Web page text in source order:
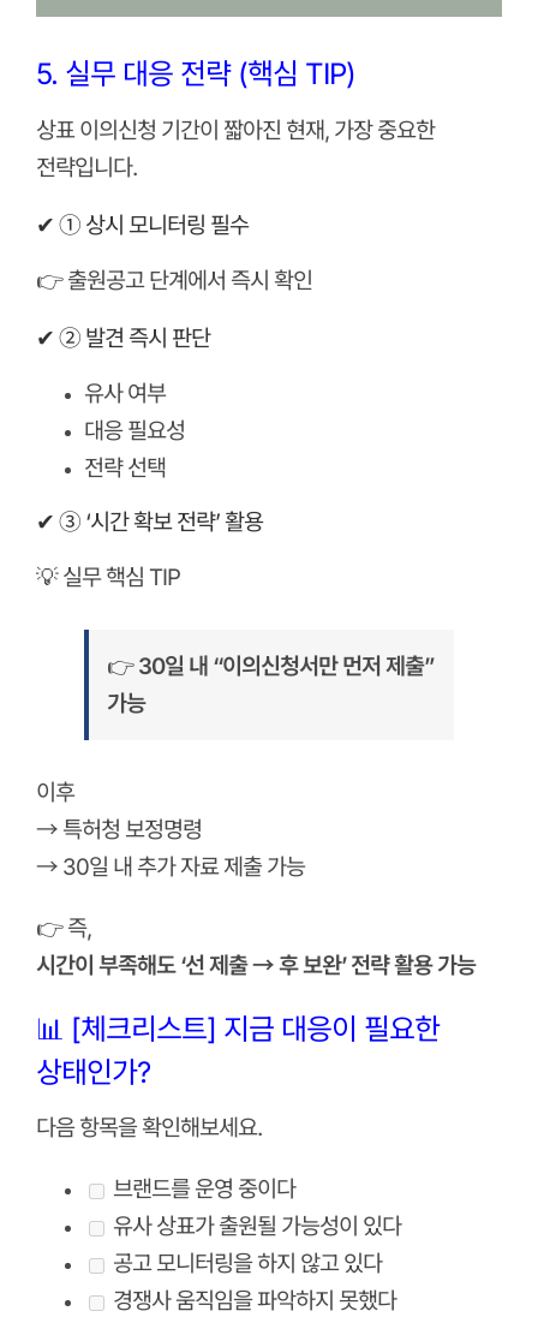
5. 실무 대응 전략 (핵심 TIP)
상표 이의신청 기간이 짧아진 현재, 가장 중요한
전략입니다.
✔ ① 상시 모니터링 필수
👉 출원공고 단계에서 즉시 확인
✔ ② 발견 즉시 판단
유사 여부
대응 필요성
전략 선택
✔ ③ ‘시간 확보 전략’ 활용
💡 실무 핵심 TIP
👉30일 내 “이의신청서만 먼저 제출”
가능
이후
→ 특허청 보정명령
→ 30일 내 추가 자료 제출 가능
👉 즉,
시간이 부족해도 ‘선 제출 → 후 보완’ 전략 활용 가능
📊 [체크리스트] 지금 대응이 필요한
상태인가?
다음 항목을 확인해보세요.
브랜드를 운영 중이다
유사 상표가 출원될 가능성이 있다
공고 모니터링을 하지 않고 있다
경쟁사 움직임을 파악하지 못했다